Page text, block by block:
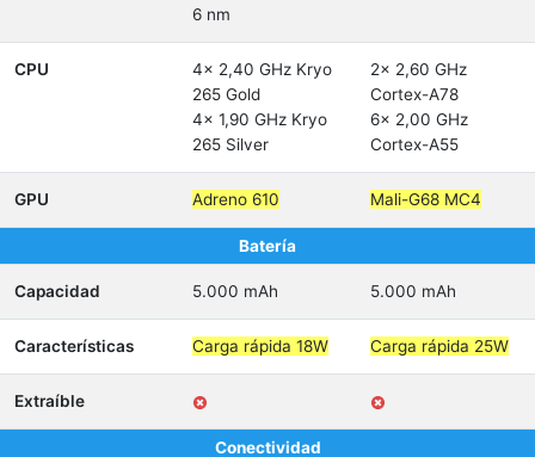
6 nm
CPU
4x 2,40 GHz Kryo
265 Gold
4x 1,90 GHz Kryo
265 Silver
2x 2,60 GHz
Cortex-A78
6x 2,00 GHz
Cortex-A55
GPU Adreno 610 Mali-G68 MC4
Batería
Capacidad 5.000 mAh 5.000 mAh
Características Carga rápida 18W Carga rápida 25W
Extraíble
Conectividad